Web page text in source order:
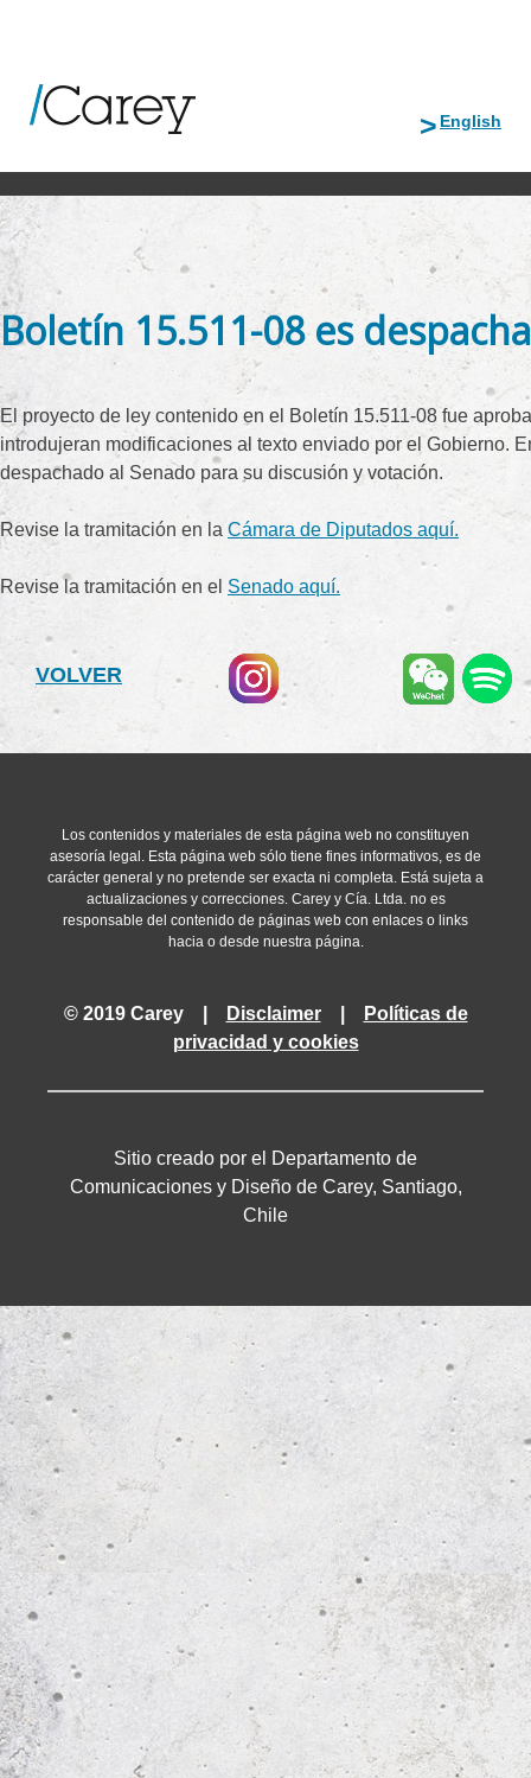
content
English
Boletín 15.511-08 es
El proyecto de ley contenido en el Boletín 15.511-08 fue
introdujeran modificaciones al texto enviado por el Gobierno.
despachado al Senado para su discusión y votación.
Revise la tramitación en la Cámara de Diputados aquí.
Revise la tramitación en el Senado aquí.
VOLVER
Los contenidos y materiales de esta página web no constituyen
asesoría legal. Esta página web sólo tiene fines informativos, es de
carácter general y no pretende ser exacta ni completa. Está sujeta a
actualizaciones y correcciones. Carey y Cía. Ltda. no es
responsable del contenido de páginas web con enlaces o links
hacia o desde nuestra página.
© 2019 Carey | Disclaimer|
Políticas de
privacidad y cookies
Sitio creado por el Departamento de
Comunicaciones y Diseño de Carey, Santiago,
Chile